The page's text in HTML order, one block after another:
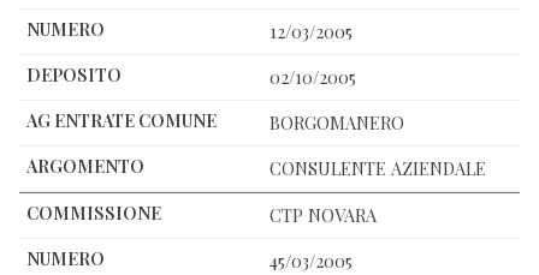
12/03/2005
02/10/2005
BORGOMANERO
CONSULENTE AZIENDALE
CTP NOVARA
45/03/2005